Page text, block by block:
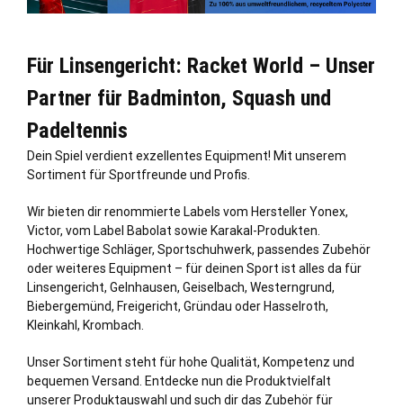
Für Linsengericht: Racket World – Unser
Partner für Badminton, Squash und
Padeltennis
Dein Spiel verdient exzellentes Equipment! Mit unserem
Sortiment für Sportfreunde und Profis.
Wir bieten dir renommierte Labels vom Hersteller Yonex,
Victor, vom Label Babolat sowie Karakal-Produkten.
Hochwertige Schläger, Sportschuhwerk, passendes Zubehör
oder weiteres Equipment – für deinen Sport ist alles da für
Linsengericht, Gelnhausen, Geiselbach, Westerngrund,
Biebergemünd, Freigericht, Gründau oder Hasselroth,
Kleinkahl, Krombach.
Unser Sortiment steht für hohe Qualität, Kompetenz und
bequemen Versand. Entdecke nun die Produktvielfalt
unserer Produktauswahl und such dir das Zubehör für